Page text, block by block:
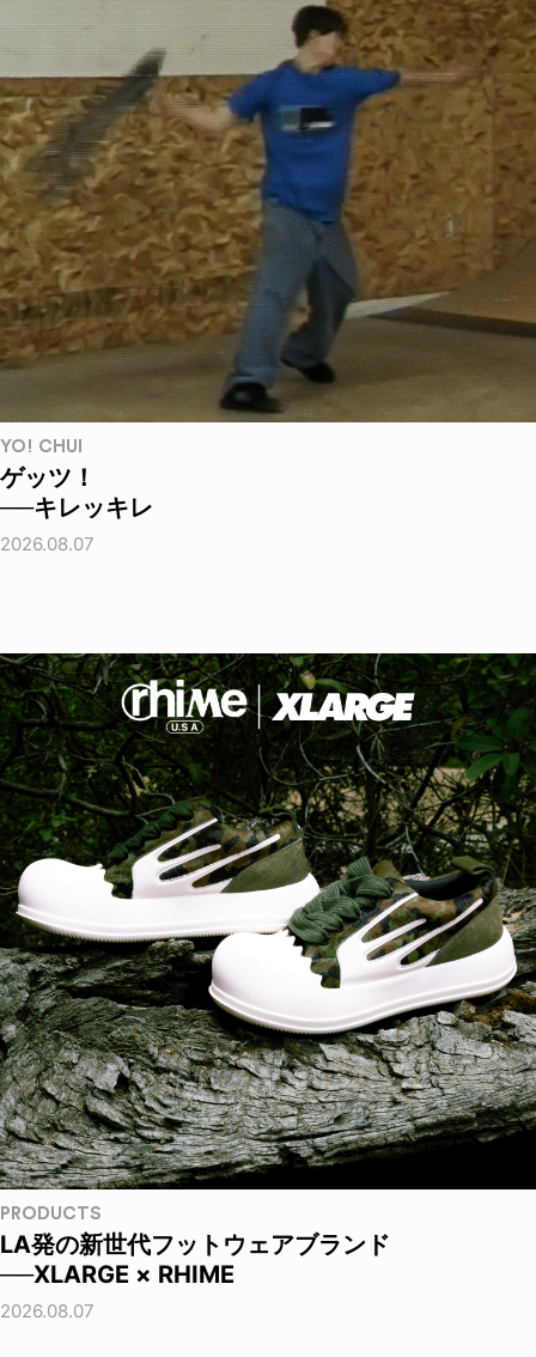
YO! CHUI
ゲッツ！
──キレッキレ
2026.08.07
PRODUCTS
LA発の新世代フットウェアブランド
──XLARGE × RHIME
2026.08.07